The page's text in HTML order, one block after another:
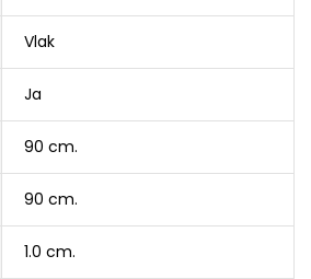
Vlak
Ja
90 cm.
90 cm.
1.0 cm.